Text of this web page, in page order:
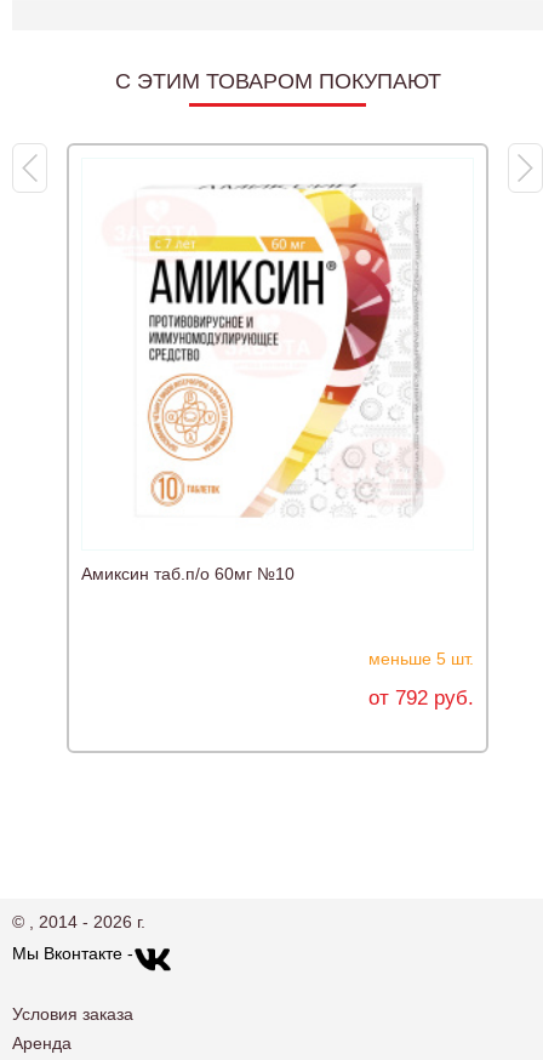
C ЭТИМ ТОВАРОМ ПОКУПАЮТ
Амиксин таб.п/о 60мг №10
меньше 5 шт.
от 792 руб.
© , 2014 - 2026 г.
Мы Вконтакте -
Условия заказа
Аренда